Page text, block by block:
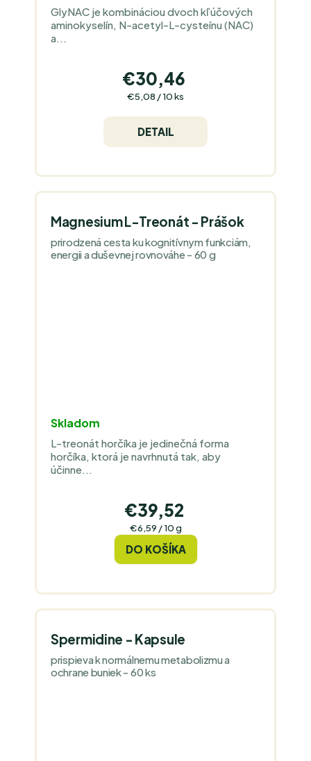
GlyNAC je kombináciou dvoch kľúčových
aminokyselín, N-acetyl-L-cysteínu (NAC)
a...
€30,46
Jednotková
€5,08 / 10 ks
DETAIL
Magnesium L-Treonát - Prášok
prirodzená cesta ku kognitívnym funkciám,
energii a duševnej rovnováhe - 60 g
Skladom
L-treonát horčíka je jedinečná forma
horčíka, ktorá je navrhnutá tak, aby
účinne...
€39,52
Jednotková
€6,59 / 10 g
DO KOŠÍKA
Spermidine - Kapsule
prispieva k normálnemu metabolizmu a
ochrane buniek - 60 ks